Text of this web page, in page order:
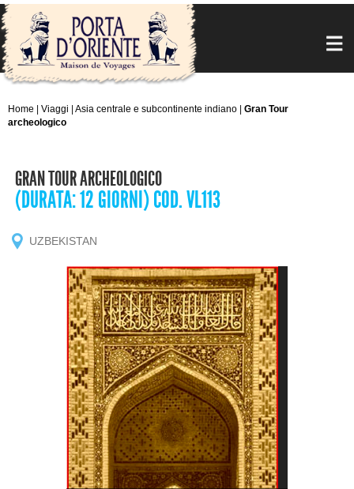
Home Viaggi Asia centrale e subcontinente indiano
Gran Tour
archeologico
GRAN TOUR ARCHEOLOGICO
(DURATA: 12 GIORNI) COD. VL113
UZBEKISTAN